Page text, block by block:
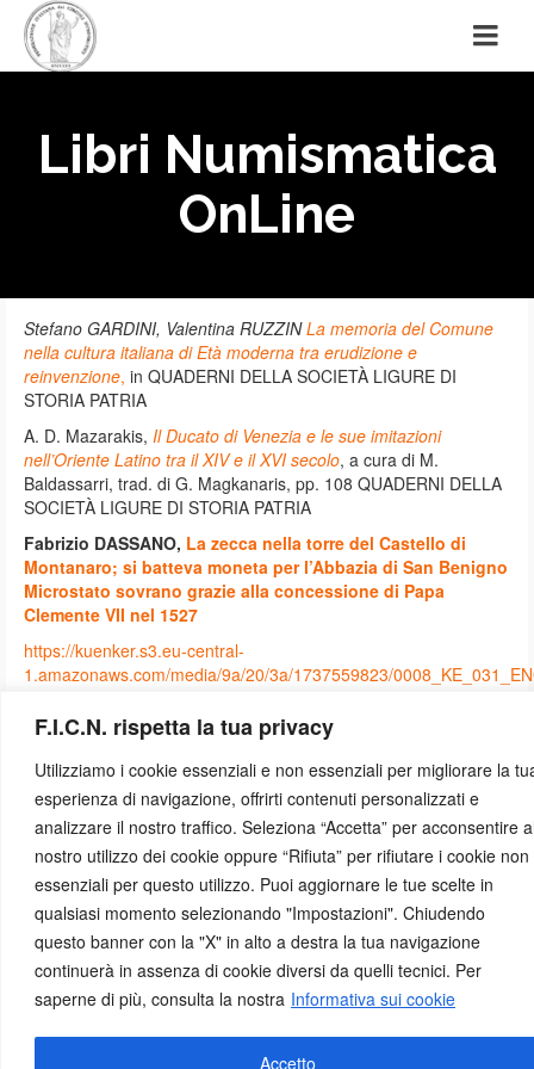
F.I.C.N. rispetta la tua privacy
Utilizziamo i cookie essenziali e non essenziali per migliorare la
esperienza di navigazione, offrirti contenuti personalizzati e
analizzare il nostro traffico. Seleziona “Accetta” per acconsentire
nostro utilizzo dei cookie oppure “Rifiuta” per rifiutare i cookie non
essenziali per questo utilizzo. Puoi aggiornare le tue scelte in
qualsiasi momento selezionando "Impostazioni". Chiudendo
questo banner con la "X" in alto a destra la tua navigazione
continuerà in assenza di cookie diversi da quelli tecnici. Per
saperne di più, consulta la nostra Informativa sui cookie
Accetto
Libri Numismatica
OnLine
Stefano GARDINI, Valentina RUZZINLa memoria del Comune
nella cultura italiana di Età moderna tra erudizione e
reinvenzione, in QUADERNI DELLA SOCIETÀ LIGURE DI
STORIA PATRIA
A. D. Mazarakis, Il Ducato di Venezia e le sue imitazioni
nell’Oriente Latino tra il XIV e il XVI secolo, a cura di M.
Baldassarri, trad. di G. Magkanaris, pp. 108 QUADERNI DELLA
SOCIETÀ LIGURE DI STORIA PATRIA
Fabrizio DASSANO, La zecca nella torre del Castello di
Montanaro; si batteva moneta per l’Abbazia di San Benigno
Microstato sovrano grazie alla concessione di Papa
Clemente VII nel 1527
https://kuenker.s3.eu-central-
1.amazonaws.com/media/9a/20/3a/1737559823/
© 2026 Federazione Italiana dei Circoli Numismatici